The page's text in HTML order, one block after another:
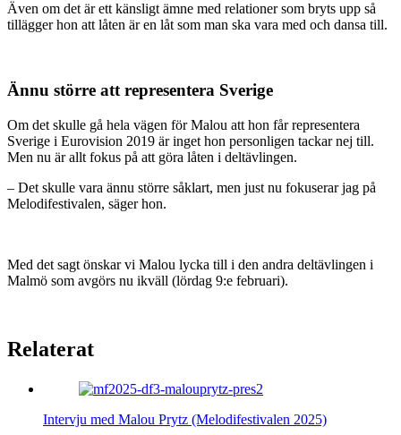
Även om det är ett känsligt ämne med relationer som bryts upp så
tillägger hon att låten är en låt som man ska vara med och dansa till.
Ännu större att representera Sverige
Om det skulle gå hela vägen för Malou att hon får representera
Sverige i Eurovision 2019 är inget hon personligen tackar nej till.
Men nu är allt fokus på att göra låten i deltävlingen.
– Det skulle vara ännu större såklart, men just nu fokuserar jag på
Melodifestivalen, säger hon.
Med det sagt önskar vi Malou lycka till i den andra deltävlingen i
Malmö som avgörs nu ikväll (lördag 9:e februari).
Relaterat
Intervju med Malou Prytz (Melodifestivalen 2025)